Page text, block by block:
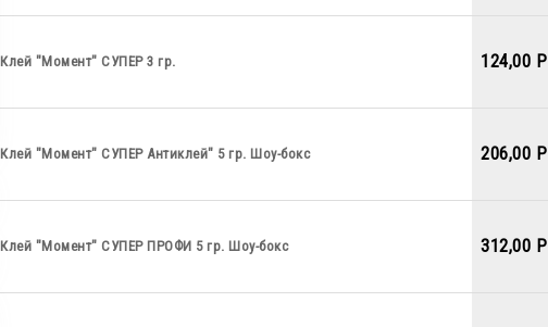
Клей "Момент" СУПЕР 3 гр. 124,00 P
Клей "Момент" СУПЕР Антиклей" 5 гр. Шоу-бокс 206,00 P
Клей "Момент" СУПЕР ПРОФИ 5 гр. Шоу-бокс 312,00 P